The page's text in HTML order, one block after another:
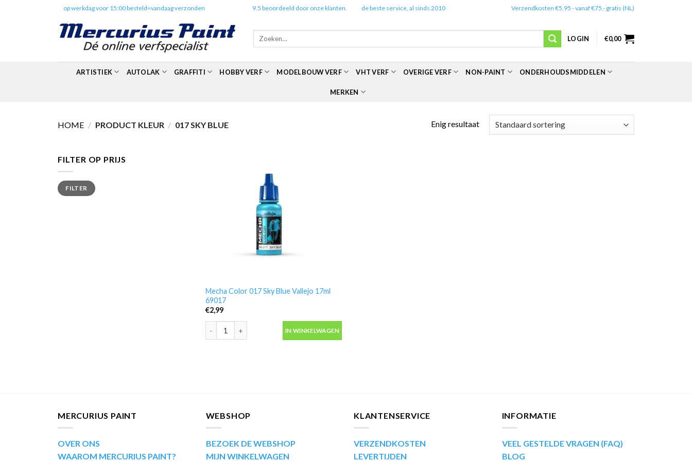
op werkdag voor 15:00 besteld=vandaag verzonden 9.5 beoordeeld door onze klanten. de beste service, al sinds 2010 Verzendkosten €5,95 - vanaf €75,- gratis (NL)
Zoeken
LOGIN €0,00
ARTISTIEK AUTOLAK GRAFFITI HOBBY VERF MODELBOUW VERF VHT VERF OVERIGE VERF NON-PAINT ONDERHOUDSMIDDELEN
MERKEN
HOME / PRODUCT KLEUR / 017 SKY BLUE Enig resultaat
FILTER OP PRIJS
Min.
prijs
Max.
prijsFILTER
Mecha Color 017 Sky Blue Vallejo 17ml
69017
€2,99
Mecha Color 017 Sky Blue Vallejo 17ml 69017 aantal
IN WINKELWAGEN
MERCURIUS PAINT
OVER ONS
WAAROM MERCURIUS PAINT?
WEBSHOP
BEZOEK DE WEBSHOP
MIJN WINKELWAGEN
KLANTENSERVICE
VERZENDKOSTEN
LEVERTIJDEN
INFORMATIE
VEEL GESTELDE VRAGEN (FAQ)
BLOG